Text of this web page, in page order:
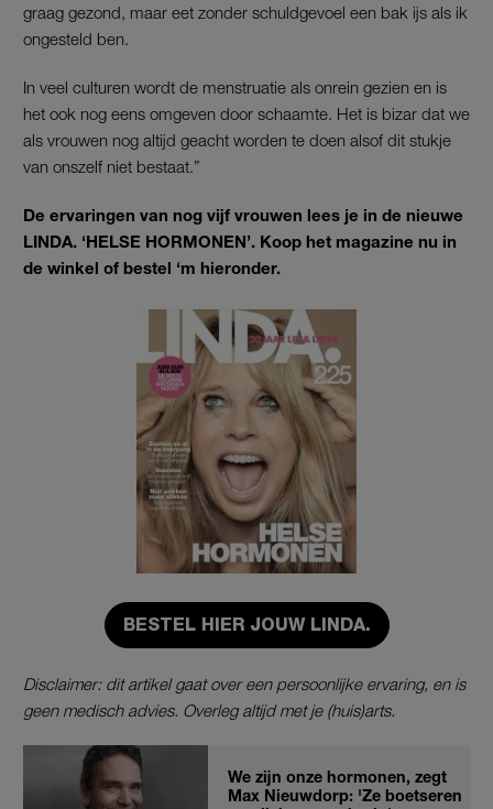
graag gezond, maar eet zonder schuldgevoel een bak ijs als ik
ongesteld ben.
In veel culturen wordt de menstruatie als onrein gezien en is
het ook nog eens omgeven door schaamte. Het is bizar dat we
als vrouwen nog altijd geacht worden te doen alsof dit stukje
van onszelf niet bestaat.”
De ervaringen van nog vijf vrouwen lees je in de nieuwe
LINDA. ‘HELSE HORMONEN’. Koop het magazine nu in
de winkel of bestel ‘m hieronder.
BESTEL HIER JOUW LINDA.
Disclaimer: dit artikel gaat over een persoonlijke ervaring, en is
geen medisch advies. Overleg altijd met je (huis)arts.
We zijn onze hormonen, zegt
Max Nieuwdorp: 'Ze boetseren